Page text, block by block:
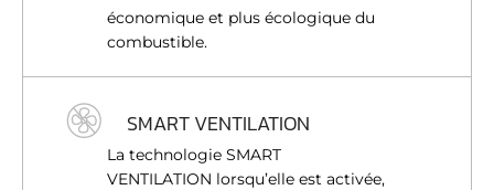
économique et plus écologique du
combustible.
SMART VENTILATION
La technologie SMART
VENTILATION lorsqu’elle est activée,